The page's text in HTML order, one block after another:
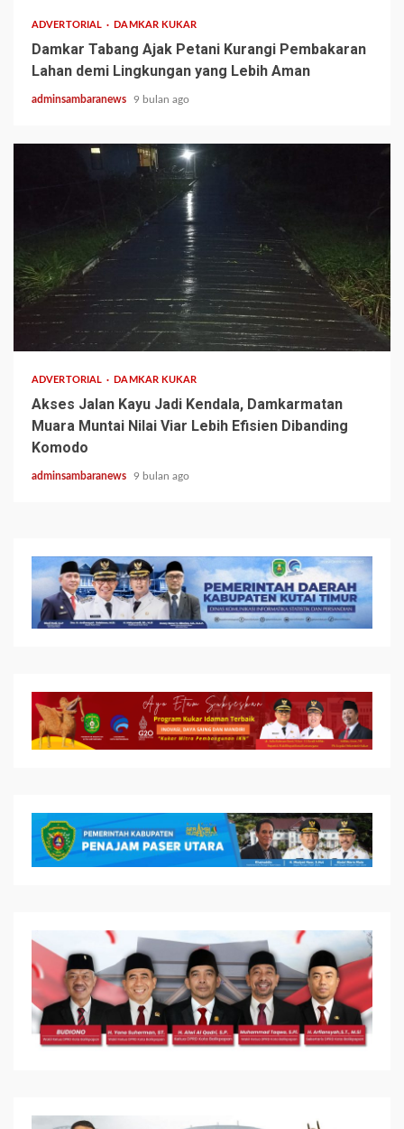
ADVERTORIAL DAMKAR KUKAR
Damkar Tabang Ajak Petani Kurangi Pembakaran
Lahan demi Lingkungan yang Lebih Aman
adminsambaranews 9 bulan ago
2 min read
ADVERTORIAL DAMKAR KUKAR
Akses Jalan Kayu Jadi Kendala, Damkarmatan
Muara Muntai Nilai Viar Lebih Efisien Dibanding
Komodo
adminsambaranews 9 bulan ago